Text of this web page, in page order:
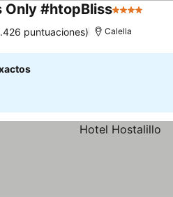
Only #htopBliss4 Estrellas
puntuaciones) Calella